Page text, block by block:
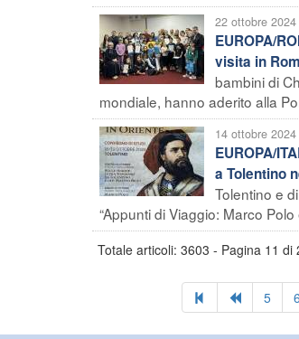
22 ottobre 2024
EUROPA/
visita in
bambini di
mondiale, hanno aderito alla
14 ottobre 2024
EUROPA/
a Tolentino
Tolentino e
“Appunti di Viaggio: Marco
Totale articoli: 3603 - Pagina 11 di
5 6